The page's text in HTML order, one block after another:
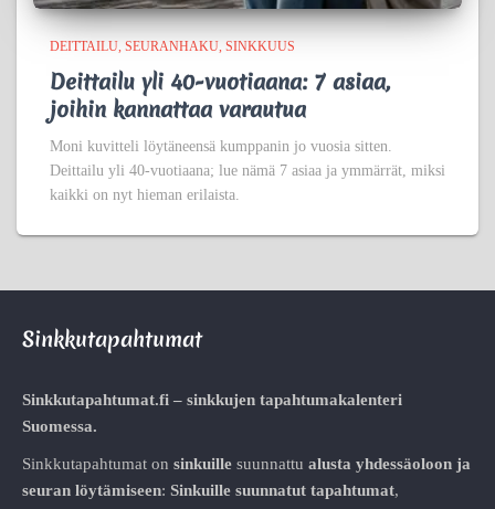
DEITTAILU SEURANHAKU SINKKUUS
Deittailu yli 40-vuotiaana: 7 asiaa,
joihin kannattaa varautua
Moni kuvitteli löytäneensä kumppanin jo vuosia sitten.
Deittailu yli 40-vuotiaana; lue nämä 7 asiaa ja ymmärrät, miksi
kaikki on nyt hieman erilaista.
Sinkkutapahtumat
Sinkkutapahtumat.fi – sinkkujen tapahtumakalenteri
Suomessa.
Sinkkutapahtumat on sinkuille suunnattu alusta yhdessäoloon ja
seuran löytämiseen: Sinkuille suunnatut tapahtumat,